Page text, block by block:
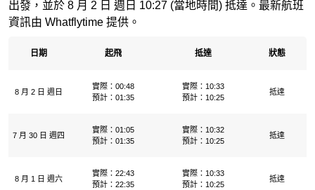
出發，並於 8 月 2 日 週日 10:27 (當地時間) 抵達。最新航班
資訊由 Whatflytime 提供。
日期 起飛 抵達 狀態
8 月 2 日 週日
實際：00:48
預計：01:35
實際：10:33
預計：10:25
抵達
7 月 30 日 週四
實際：01:05
預計：01:35
實際：10:32
預計：10:25
抵達
8 月 1 日 週六
實際：22:43
預計：22:35
實際：10:33
預計：10:25
抵達